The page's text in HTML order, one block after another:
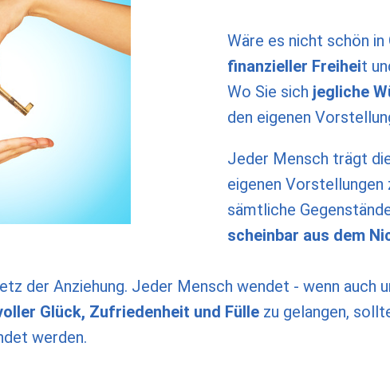
Wäre es nicht schön in
finanzieller Freiheit
Wo Sie sich jegliche
den eigenen
Jeder Mensch trägt
eigenen
sämtliche
scheinbar aus dem
der Anziehung. Jeder Mensch wendet - wenn auch
Glück, Zufriedenheit und Fülle zu gelangen,
werden.